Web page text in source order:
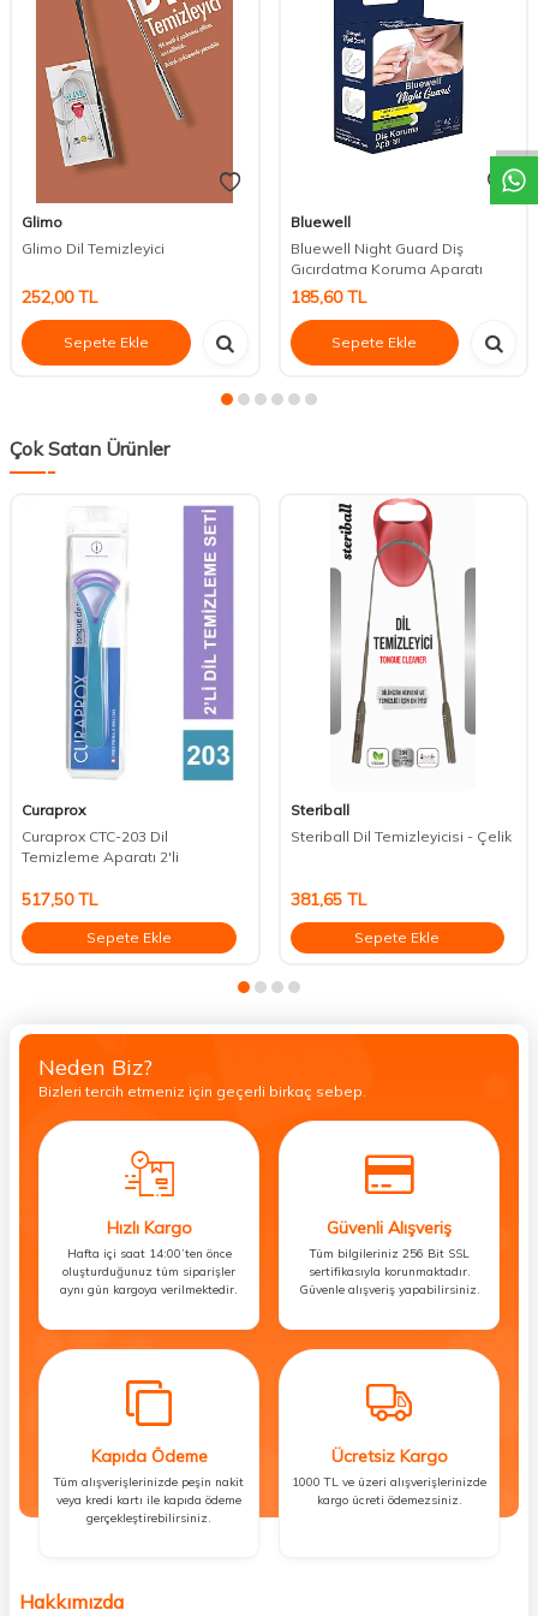
Glimo
Glimo Dil Temizleyici
252,00TL
Sepete Ekle
Bluewell
Bluewell Night Guard Diş
Gıcırdatma Koruma Aparatı
185,60TL
Sepete Ekle
Çok Satan Ürünler
Curaprox
Curaprox CTC-203 Dil
Temizleme Aparatı 2'li
517,50TL
Sepete Ekle
Steriball
Steriball Dil Temizleyicisi - Çelik
381,65TL
Sepete Ekle
Neden Biz?
Bizleri tercih etmeniz için geçerli birkaç sebep.
Hızlı Kargo
Hafta içi saat 14:00’ten önce
oluşturduğunuz tüm siparişler
aynı gün kargoya verilmektedir.
Güvenli Alışveriş
Tüm bilgileriniz 256 Bit SSL
sertifikasıyla korunmaktadır.
Güvenle alışveriş yapabilirsiniz.
Kapıda Ödeme
Tüm alışverişlerinizde peşin nakit
veya kredi kartı ile kapıda ödeme
gerçekleştirebilirsiniz.
Ücretsiz Kargo
1000 TL ve üzeri alışverişlerinizde
kargo ücreti ödemezsiniz.
Hakkımızda